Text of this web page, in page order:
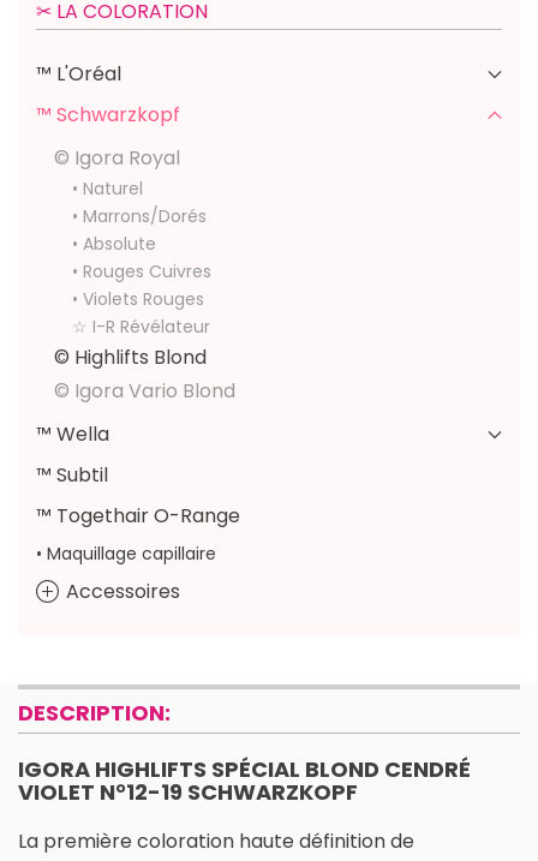
✂︎ LA COLORATION
™ L'Oréal
™ Schwarzkopf
© Igora Royal
• Naturel
• Marrons/Dorés
• Absolute
• Rouges Cuivres
• Violets Rouges
☆ I-R Révélateur
© Highlifts Blond
© Igora Vario Blond
™ Wella
™ Subtil
™ Togethair O-Range
• Maquillage capillaire
Accessoires
DESCRIPTION:
IGORA HIGHLIFTS SPÉCIAL BLOND CENDRÉ
VIOLET N°12-19 SCHWARZKOPF
La première coloration haute définition de